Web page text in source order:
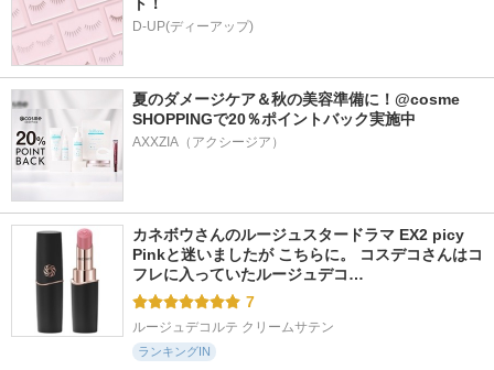
D-UP(ディーアップ)
夏のダメージケア＆秋の美容準備に！@cosme
SHOPPINGで20％ポイントバック実施中
カネボウさんのルージュスタードラマ EX2 picy
Pinkと迷いましたが こちらに。 コスデコさんはコ
フレに入っていたルージュデコ…
7
ルージュデコルテ クリームサテン
ランキングIN